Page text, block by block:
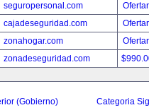
seguropersonal.com
cajadeseguridad.com
zonahogar.com
zonadeseguridad.com
(Gobierno) Categoria